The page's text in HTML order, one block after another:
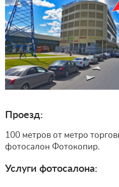
Проезд:
100 метров от метро
фотосалон Фотокопир.
Услуги фотосалона: